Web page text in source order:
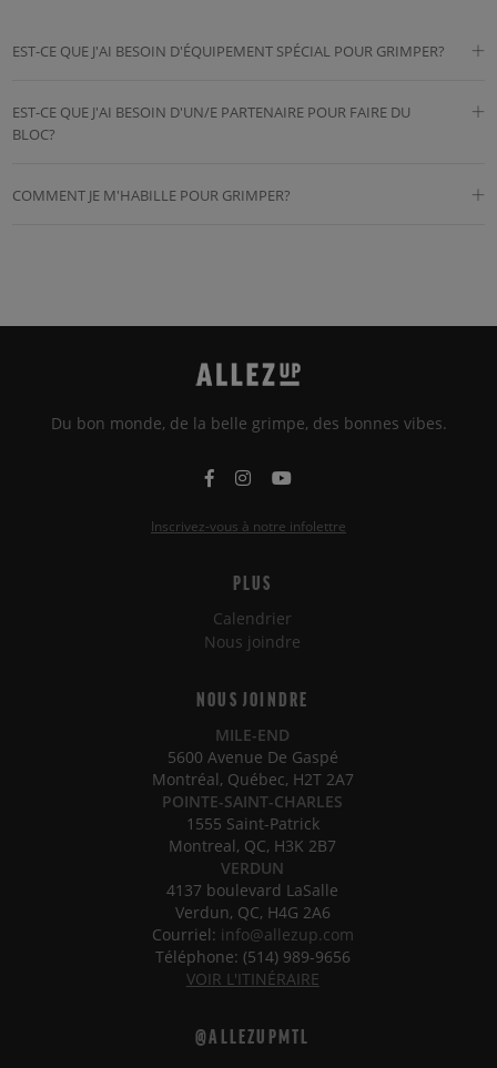
EST-CE QUE J'AI BESOIN D'ÉQUIPEMENT SPÉCIAL POUR GRIMPER?
EST-CE QUE J'AI BESOIN D'UN/E PARTENAIRE POUR FAIRE DU
BLOC?
COMMENT JE M'HABILLE POUR GRIMPER?
Du bon monde, de la belle grimpe, des bonnes vibes.
Inscrivez-vous à notre infolettre
PLUS
Calendrier
Nous joindre
NOUS JOINDRE
MILE-END
5600 Avenue De Gaspé
Montréal, Québec, H2T 2A7
POINTE-SAINT-CHARLES
1555 Saint-Patrick
Montreal, QC, H3K 2B7
VERDUN
4137 boulevard LaSalle
Verdun, QC, H4G 2A6
Courriel: info@allezup.com
Téléphone: (514) 989-9656
VOIR L'ITINÉRAIRE
@ALLEZUPMTL